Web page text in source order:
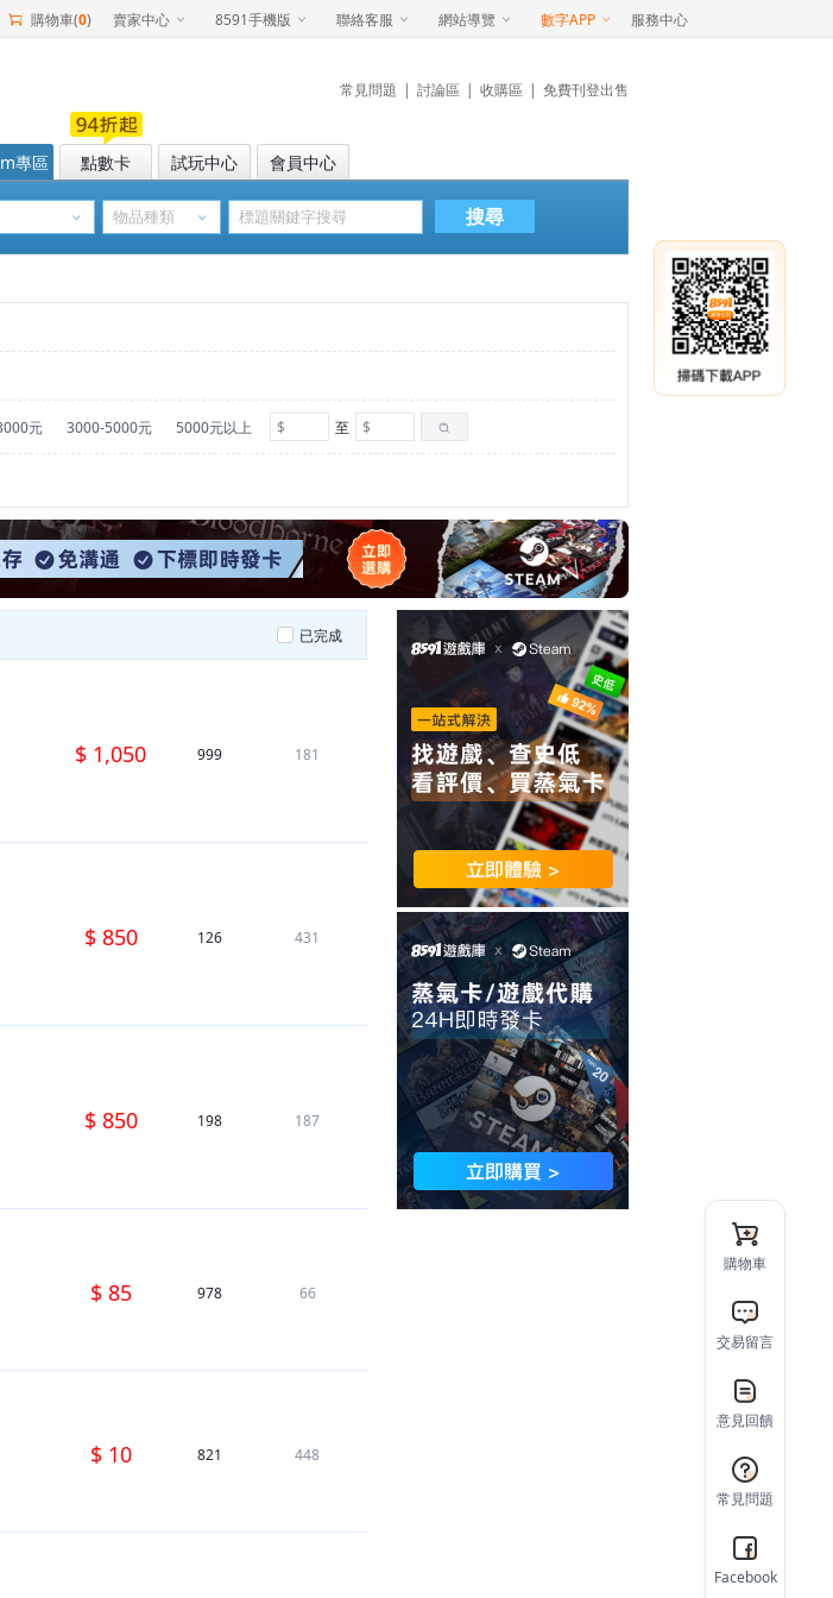
購物車(0) 賣家中心 8591手機版 聯絡客服 網站導覽 數字APP 服務中心
常見問題 | 討論區 | 收購區 | 免費刊登出售
專區 點數卡 試玩中心 會員中心
搜尋
元 3000-5000元 5000元以上 至
已完成
$ 1,050 999 181
$ 850 126 431
$ 850 198 187
$ 85 978 66
$ 10 821 448
購物車
交易留言
意見回饋
常見問題
Facebook